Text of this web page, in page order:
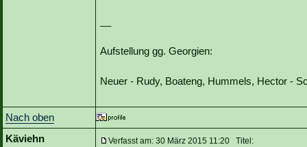
Aufstellung gg. Georgien:
Neuer - Rudy, Boateng, Hummels, Hector -
Nach oben
Käviehn
Verfasst am: 30 März 2015 11:20 Titel: